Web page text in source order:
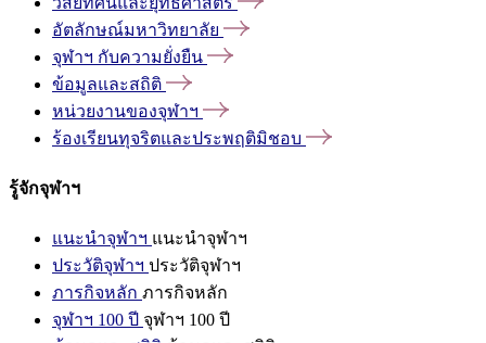
อัตลักษณ์มหาวิทยาลัย
จุฬาฯ กับความยั่งยืน
ข้อมูลและสถิติ
หน่วยงานของจุฬาฯ
ร้องเรียนทุจริตและประพฤติมิชอบ
รู้จักจุฬาฯ
แนะนำจุฬาฯ แนะนำจุฬาฯ
ประวัติจุฬาฯ ประวัติจุฬาฯ
ภารกิจหลัก ภารกิจหลัก
จุฬาฯ 100 ปี จุฬาฯ 100 ปี